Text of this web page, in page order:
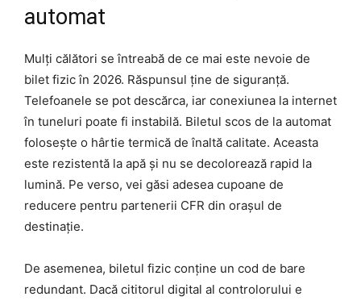
automat
Mulți călători se întreabă de ce mai este nevoie de
bilet fizic în 2026. Răspunsul ține de siguranță.
Telefoanele se pot descărca, iar conexiunea la internet
în tuneluri poate fi instabilă. Biletul scos de la automat
folosește o hârtie termică de înaltă calitate. Aceasta
este rezistentă la apă și nu se decolorează rapid la
lumină. Pe verso, vei găsi adesea cupoane de
reducere pentru partenerii CFR din orașul de
destinație.
De asemenea, biletul fizic conține un cod de bare
redundant. Dacă cititorul digital al controlorului e